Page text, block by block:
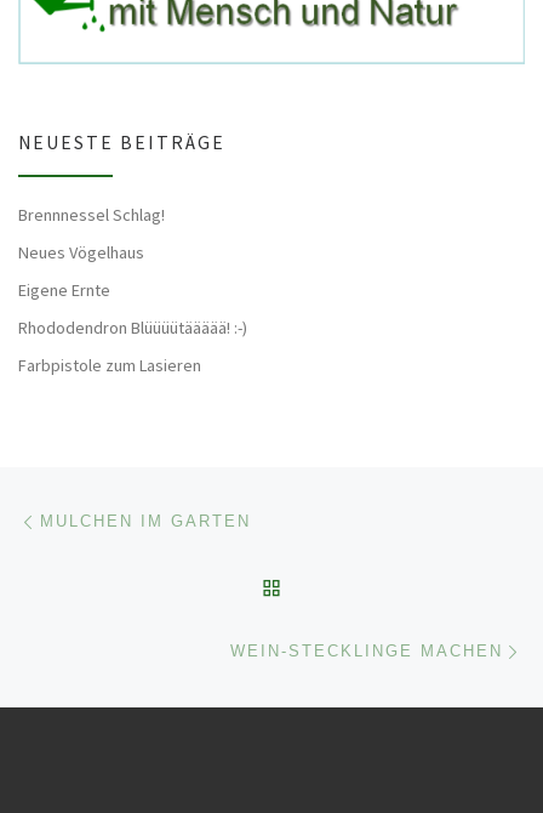
NEUESTE BEITRÄGE
Brennnessel Schlag!
Neues Vögelhaus
Eigene Ernte
Rhododendron Blüüüütäääää! :-)
Farbpistole zum Lasieren
Beitragsnavigation
MULCHEN IM GARTEN
WEIN-STECKLINGE MACHEN